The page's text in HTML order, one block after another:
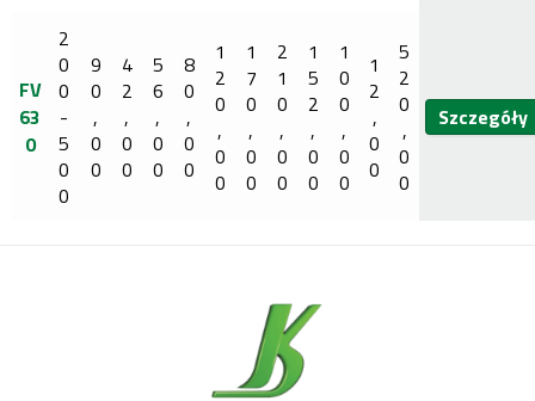
FV
63
0
2
0
0
-
5
0
0
9
0
,
0
0
4
2
,
0
0
5
6
,
0
0
8
0
,
0
0
1
2
0
,
0
0
1
7
0
,
0
0
2
1
0
,
0
0
1
5
2
,
0
0
1
0
0
,
0
0
1
2
,
0
0
5
2
0
,
0
0
Szczegóły